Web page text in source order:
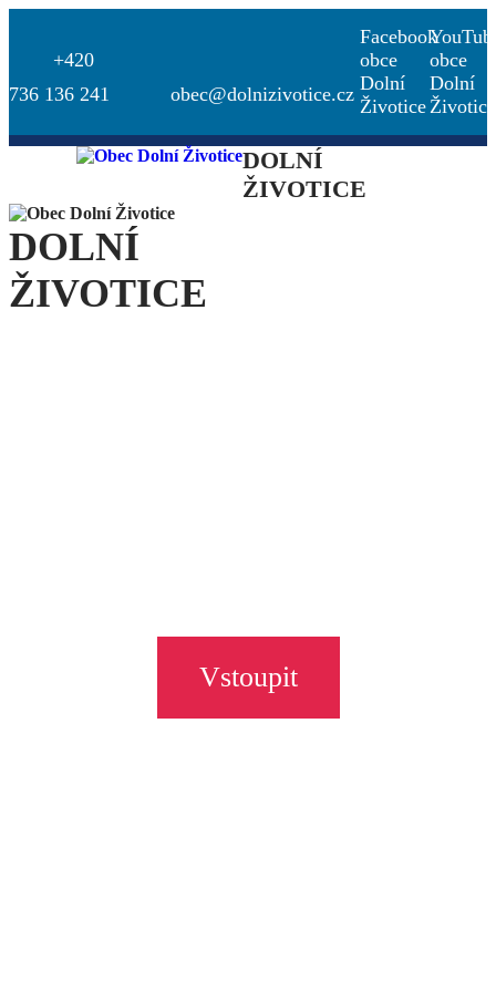
+420
736 136 241
obec@dolnizivotice.cz
Facebook
obce
Dolní
Životice
obce
Dolní
Životice
DOLNÍ
ŽIVOTICE
DOLNÍ
ŽIVOTICE
Vstoupit